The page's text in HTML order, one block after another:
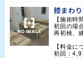
膝まわ
【施術時
初回の場
再初検、
【料金に
初回：